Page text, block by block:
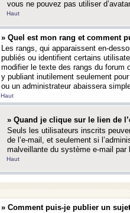
vous ne pouvez pas utiliser
Haut
» Quel est mon rang et comment
Les rangs, qui apparaissent en-
publiés ou identifient certains
modifier le texte des rangs du forum
y publiant inutilement seulement
ou un administrateur abaissera
Haut
» Quand je clique sur le lien de
Seuls les utilisateurs inscrits
de l’e-mail, et seulement si
malveillante du système e-mail
Haut
» Comment puis-je publier un